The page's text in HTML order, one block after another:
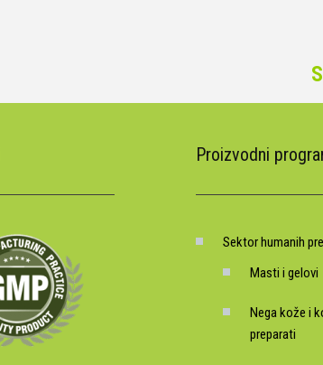
SVE
Proizvodni
Sektor humanih
Masti i gelovi
Nega kože i
preparati